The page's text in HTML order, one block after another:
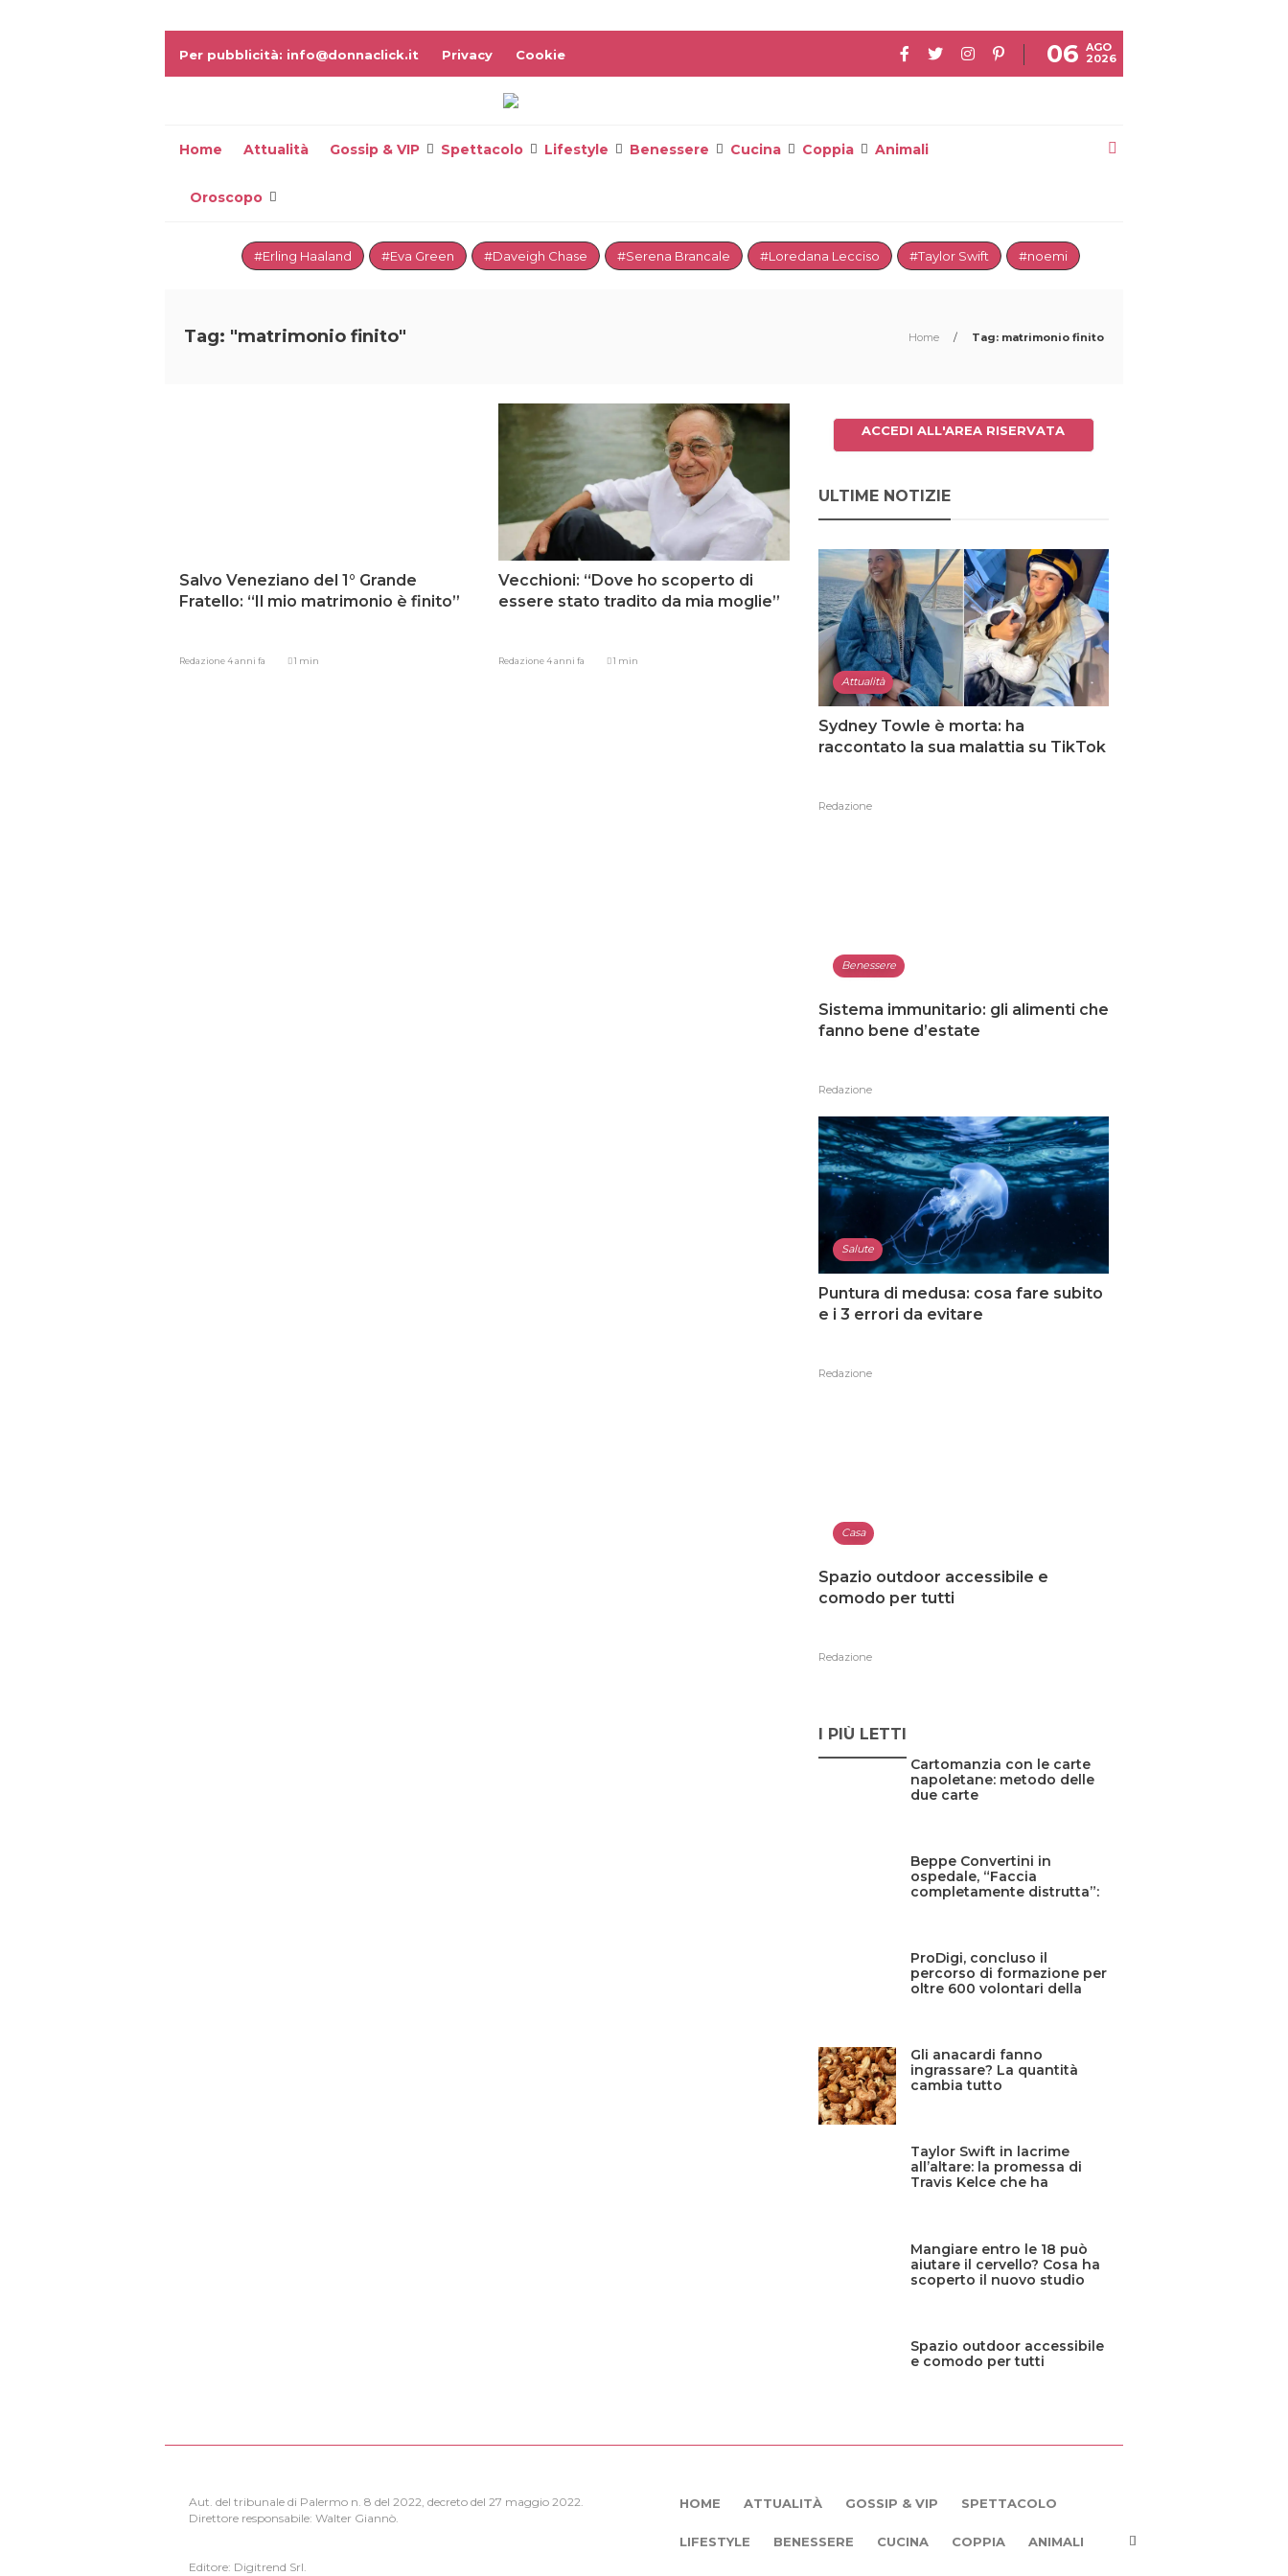
Per pubblicità: info@donnaclick.it Privacy Cookie 06 AGO
2026
Home Attualità Gossip & VIP Spettacolo Lifestyle Benessere Cucina Coppia Animali
Oroscopo
#Erling Haaland #Eva Green #Daveigh Chase #Serena Brancale #Loredana Lecciso #Taylor Swift #noemi
Tag: "matrimonio finito" Home / Tag: matrimonio finito
Salvo Veneziano del 1° Grande
Fratello: “Il mio matrimonio è finito”
Redazione4 anni fa 1 min
Vecchioni: “Dove ho scoperto di
essere stato tradito da mia moglie”
Redazione4 anni fa 1 min
ACCEDI ALL'AREA RISERVATA
ULTIME NOTIZIE
Attualità
Sydney Towle è morta: ha
raccontato la sua malattia su TikTok
Redazione
Benessere
Sistema immunitario: gli alimenti che
fanno bene d’estate
Redazione
Salute
Puntura di medusa: cosa fare subito
e i 3 errori da evitare
Redazione
Casa
Spazio outdoor accessibile e
comodo per tutti
Redazione
I PIÙ LETTI
Cartomanzia con le carte
napoletane: metodo delle
due carte
Beppe Convertini in
ospedale, “Faccia
completamente distrutta”:
ProDigi, concluso il
percorso di formazione per
oltre 600 volontari della
Gli anacardi fanno
ingrassare? La quantità
cambia tutto
Taylor Swift in lacrime
all’altare: la promessa di
Travis Kelce che ha
Mangiare entro le 18 può
aiutare il cervello? Cosa ha
scoperto il nuovo studio
Spazio outdoor accessibile
e comodo per tutti
Aut. del tribunale di Palermo n. 8 del 2022, decreto del 27 maggio 2022.
Direttore responsabile: Walter Giannò.
Editore: Digitrend Srl.
HOME ATTUALITÀ GOSSIP & VIP SPETTACOLO
LIFESTYLE BENESSERE CUCINA COPPIA ANIMALI